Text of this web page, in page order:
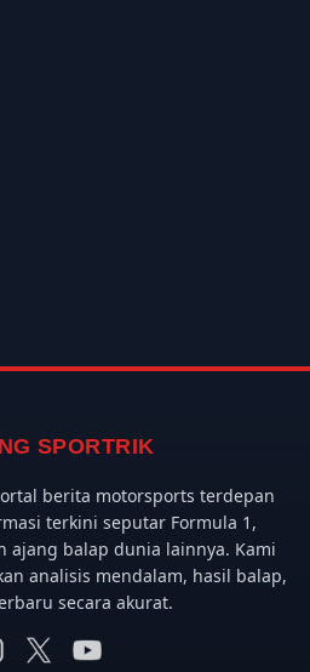
SPORTRIK
berita motorsports terdepan
terkini seputar Formula 1,
ajang balap dunia lainnya. Kami
analisis mendalam, hasil balap,
secara akurat.